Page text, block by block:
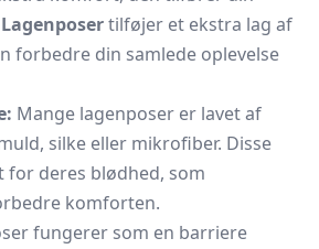
Lagenposertilføjer et ekstra lag af
forbedre din samlede oplevelse
Mange lagenposer er lavet af
silke eller mikrofiber. Disse
for deres blødhed, som
komforten.
fungerer som en barriere